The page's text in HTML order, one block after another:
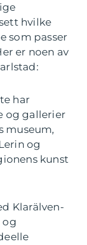
hvilke
som passer
er noen av
har
og gallerier
museum,
og
kunst
Klarälven-
og